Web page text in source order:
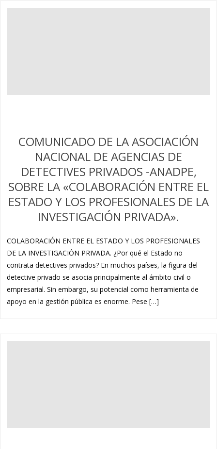
COMUNICADO DE LA ASOCIACIÓN
NACIONAL DE AGENCIAS DE
DETECTIVES PRIVADOS -ANADPE,
SOBRE LA «COLABORACIÓN ENTRE EL
ESTADO Y LOS PROFESIONALES DE LA
INVESTIGACIÓN PRIVADA».
COLABORACIÓN ENTRE EL ESTADO Y LOS PROFESIONALES
DE LA INVESTIGACIÓN PRIVADA. ¿Por qué el Estado no
contrata detectives privados? En muchos países, la figura del
detective privado se asocia principalmente al ámbito civil o
empresarial. Sin embargo, su potencial como herramienta de
apoyo en la gestión pública es enorme. Pese […]